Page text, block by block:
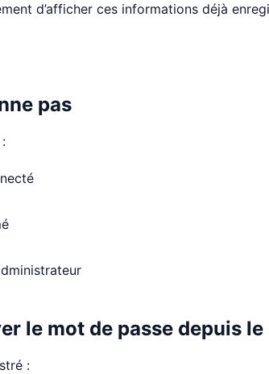
d’afficher ces informations déjà
pas
le mot de passe depuis
: